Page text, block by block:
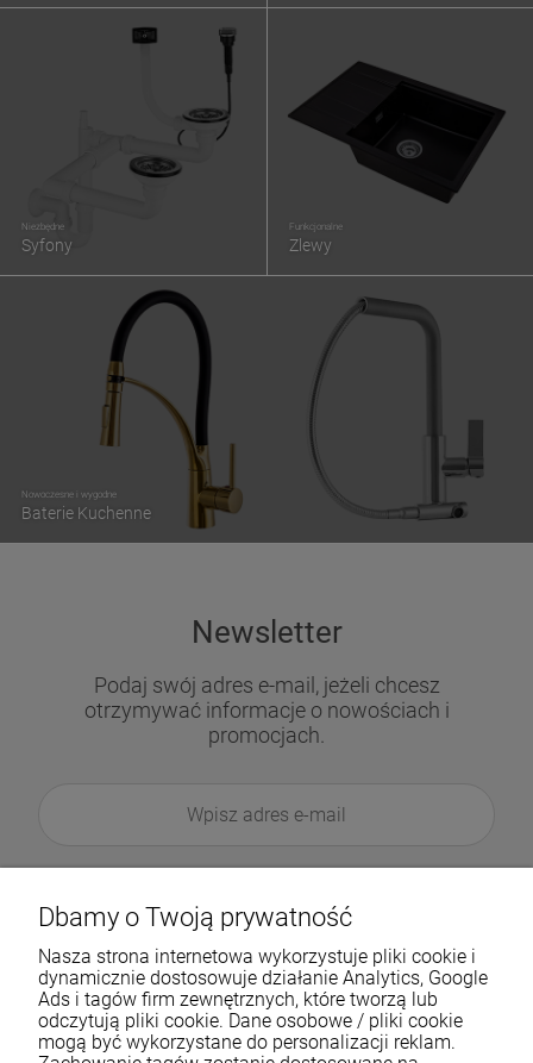
Nowoczesne i wygodne
Baterie Kuchenne
Niezbędne
Syfony
Funkcjonalne
Zlewy
Newsletter
Podaj swój adres e-mail, jeżeli chcesz
otrzymywać informacje o nowościach i
promocjach.
Dbamy o Twoją prywatność
Nasza strona internetowa wykorzystuje pliki cookie i
dynamicznie dostosowuje działanie Analytics, Google
Ads i tagów firm zewnętrznych, które tworzą lub
odczytują pliki cookie. Dane osobowe / pliki cookie
mogą być wykorzystane do personalizacji reklam.